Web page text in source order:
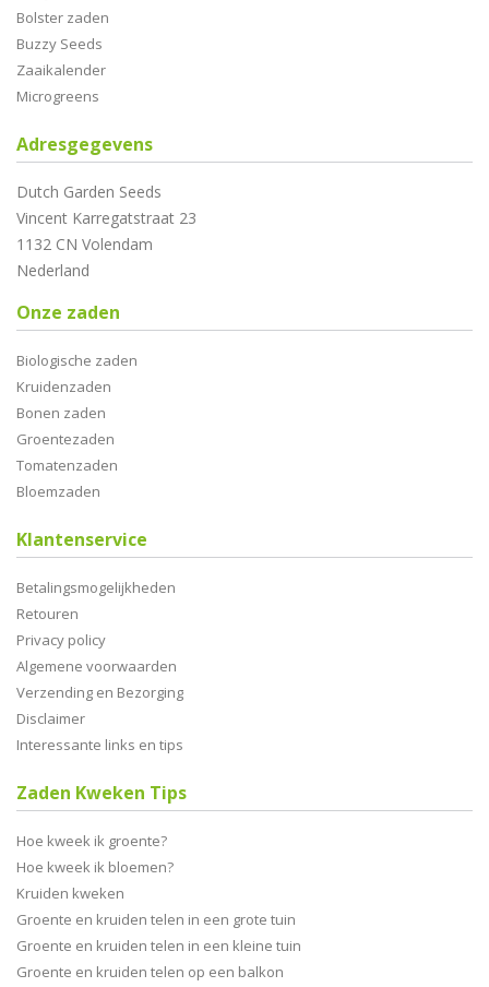
Bolster zaden
Buzzy Seeds
Zaaikalender
Microgreens
Adresgegevens
Dutch Garden Seeds
Vincent Karregatstraat 23
1132 CN Volendam
Nederland
Onze zaden
Biologische zaden
Kruidenzaden
Bonen zaden
Groentezaden
Tomatenzaden
Bloemzaden
Klantenservice
Betalingsmogelijkheden
Retouren
Privacy policy
Algemene voorwaarden
Verzending en Bezorging
Disclaimer
Interessante links en tips
Zaden Kweken Tips
Hoe kweek ik groente?
Hoe kweek ik bloemen?
Kruiden kweken
Groente en kruiden telen in een grote tuin
Groente en kruiden telen in een kleine tuin
Groente en kruiden telen op een balkon